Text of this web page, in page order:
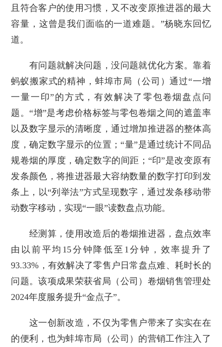
且符合客户的使用习惯，又不改变原推进器的最大
容量，这曾是我们面临的一道难题。”杨晓东回忆
道。
有问题就解决问题，没问题就优化方案。靠着
蚂蚁搬家式的精神，蚌埠市局（公司）通过“一增
一量一印”的方式，有效解决了零包卷烟盘点问
题。“增”是考虑价格标签与零包卷烟之间的遮盖率
以及数字显示的清晰度，通过增加推进器的整体高
度，确定数字显示的位置；“量”是通过统计不同品
规卷烟的厚度，确定数字的间距；“印”是改变原有
发条颜色，将推进器最大容纳数量的数字打印到发
条上，以“列举法”方式呈现数字，通过发条移动带
动数字移动，实现“一眼”读数盘点功能。
经测算，使用改造后的卷烟推进器，盘点效率
由以前平均15分钟降低至1分钟，效率提升了
93.33%，有效解决了零售户日常盘点难、耗时长的
问题。该项成果荣获省局（公司）卷烟销售管理处
2024年度服务提升“金点子”。
这一创新改造，不仅为零售户带来了实实在在
的便利，也为蚌埠市局（公司）的营销工作注入了